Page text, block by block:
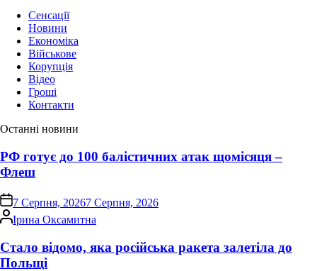
Сенсації
Новини
Економіка
Військове
Корупція
Відео
Гроші
Контакти
Останні новини
РФ готує до 100 балістичних атак щомісяця –
Флеш
on 7 Серпня, 20267 Серпня, 2026
Опубліковано
Ірина Оксамитна
Стало відомо, яка російська ракета залетіла до
Польщі